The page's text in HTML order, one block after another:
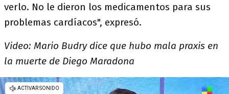
verlo. No le dieron los medicamentos para sus
problemas cardíacos", expresó.
Video: Mario Budry dice que hubo mala praxis en
la muerte de Diego Maradona